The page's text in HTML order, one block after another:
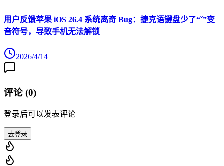
用户反馈苹果 iOS 26.4 系统离奇 Bug：捷克语键盘少了“ˇ”变
音符号，导致手机无法解锁
2026/4/14
评论 (0)
登录后可以发表评论
去登录